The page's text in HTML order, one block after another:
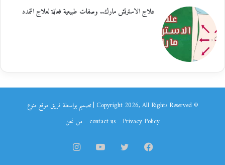
علاج الاسترتش مارك.. وصفات طبيعية فعالة لعلاج التمدد
© Copyright 2026, All Rights Reserved | تصميم بواسطة فريق موقع
منوع
Privacy Policy
contact us من نحن
فيسبوك يوتيوبانستقرام